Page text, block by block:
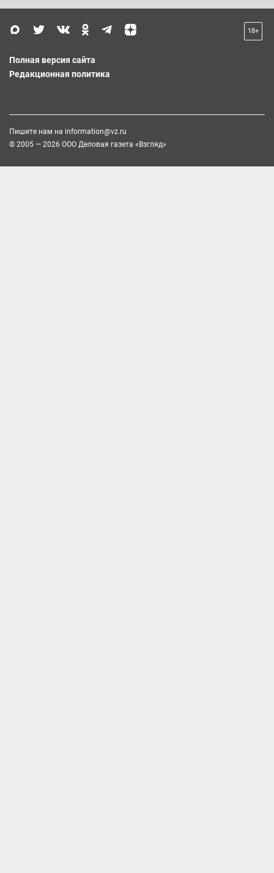
18+
Полная версия сайта
Редакционная политика
Пишите нам на information@vz.ru
© 2005 — 2026 ООО Деловая газета «Взгляд»